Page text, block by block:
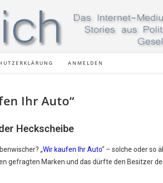
ANMELDEN
Ihr Auto“
Heckscheibe
„Wir kaufen Ihr Auto“ – solche oder so
gefragten Marken und das dürfte den Besitzer